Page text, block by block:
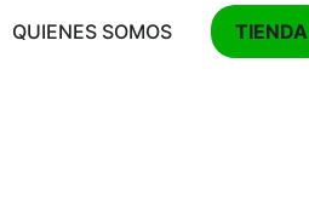
QUIENES SOMOS TIENDA